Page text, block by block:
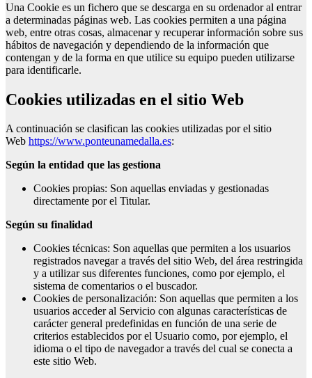
Una Cookie es un fichero que se descarga en su ordenador al entrar
a determinadas páginas web. Las cookies permiten a una página
web, entre otras cosas, almacenar y recuperar información sobre sus
hábitos de navegación y dependiendo de la información que
contengan y de la forma en que utilice su equipo pueden utilizarse
para identificarle.
Cookies utilizadas en el sitio Web
A continuación se clasifican las cookies utilizadas por el sitio
Web https://www.ponteunamedalla.es:
Según la entidad que las gestiona
Cookies propias: Son aquellas enviadas y gestionadas
directamente por el Titular.
Según su finalidad
Cookies técnicas: Son aquellas que permiten a los usuarios
registrados navegar a través del sitio Web, del área restringida
y a utilizar sus diferentes funciones, como por ejemplo, el
sistema de comentarios o el buscador.
Cookies de personalización: Son aquellas que permiten a los
usuarios acceder al Servicio con algunas características de
carácter general predefinidas en función de una serie de
criterios establecidos por el Usuario como, por ejemplo, el
idioma o el tipo de navegador a través del cual se conecta a
este sitio Web.